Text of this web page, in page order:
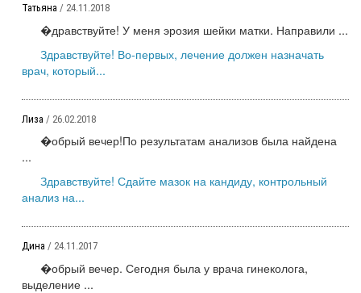
Татьяна / 24.11.2018
�дравствуйте! У меня эрозия шейки матки. Направили ...
Здравствуйте! Во-первых, лечение должен назначать
врач, который...
Лиза / 26.02.2018
�обрый вечер!По результатам анализов была найдена
...
Здравствуйте! Сдайте мазок на кандиду, контрольный
анализ на...
Дина / 24.11.2017
�обрый вечер. Сегодня была у врача гинеколога,
выделение ...